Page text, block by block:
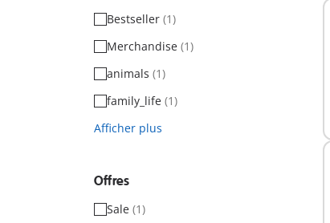
Bestseller (1)
Merchandise (1)
animals (1)
family_life (1)
Afficher plus
Offres
Sale (1)